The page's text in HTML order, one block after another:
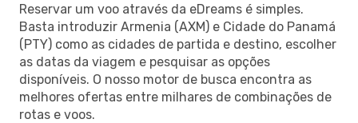
Reservar um voo através da eDreams é simples.
Basta introduzir Armenia (AXM) e Cidade do Panamá
(PTY) como as cidades de partida e destino, escolher
as datas da viagem e pesquisar as opções
disponíveis. O nosso motor de busca encontra as
melhores ofertas entre milhares de combinações de
rotas e voos.